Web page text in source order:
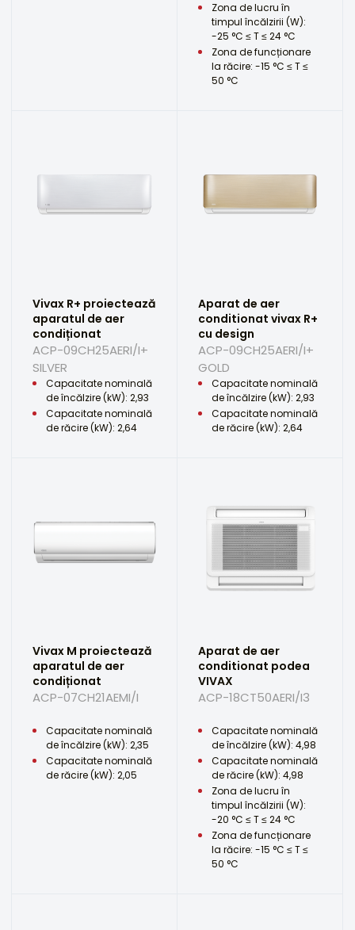
Zona de lucru în
timpul încălzirii (W):
-25 °C ≤ T ≤ 24 °C
Zona de funcționare
la răcire: -15 °C ≤ T ≤
50 °C
Vivax R+ proiectează
aparatul de aer
condiționat
ACP-09CH25AERI/I+
SILVER
Capacitate nominală
de încălzire (kW): 2,93
Capacitate nominală
de răcire (kW): 2,64
Aparat de aer
conditionat vivax R+
cu design
ACP-09CH25AERI/I+
GOLD
Capacitate nominală
de încălzire (kW): 2,93
Capacitate nominală
de răcire (kW): 2,64
Vivax M proiectează
aparatul de aer
condiționat
ACP-07CH21AEMI/I
Capacitate nominală
de încălzire (kW): 2,35
Capacitate nominală
de răcire (kW): 2,05
Aparat de aer
conditionat podea
VIVAX
ACP-18CT50AERI/I3
Capacitate nominală
de încălzire (kW): 4,98
Capacitate nominală
de răcire (kW): 4,98
Zona de lucru în
timpul încălzirii (W):
-20 °C ≤ T ≤ 24 °C
Zona de funcționare
la răcire: -15 °C ≤ T ≤
50 °C